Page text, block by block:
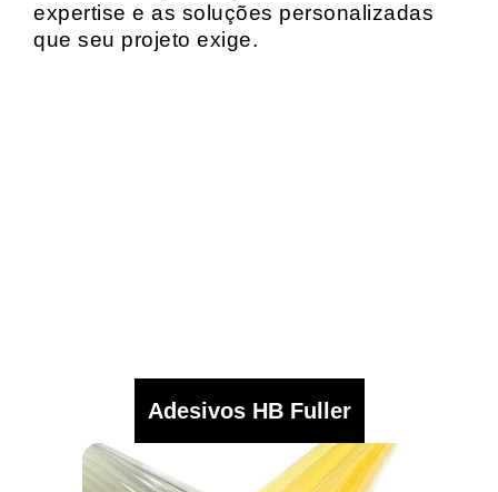
expertise e as soluções personalizadas
que seu projeto exige.
Adesivos HB Fuller